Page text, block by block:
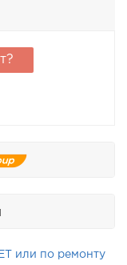
или по ремонту